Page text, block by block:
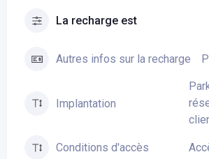
La recharge est
Autres infos sur la recharge
Implantation
Conditions d'accès